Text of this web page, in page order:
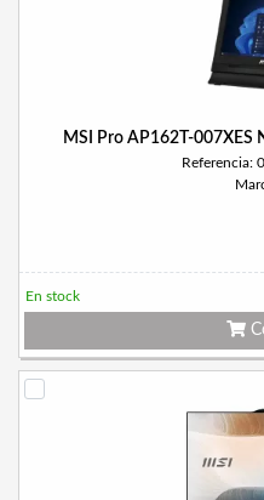
MSI Pro AP162T-007XES
Referencia:
En stock